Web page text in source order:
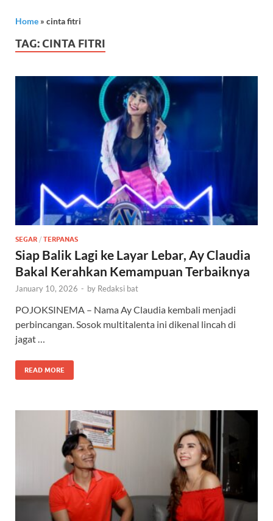
Home » cinta fitri
TAG: CINTA FITRI
SEGAR / TERPANAS
Siap Balik Lagi ke Layar Lebar, Ay Claudia
Bakal Kerahkan Kemampuan Terbaiknya
January 10, 2026 - by Redaksi bat
POJOKSINEMA – Nama Ay Claudia kembali menjadi
perbincangan. Sosok multitalenta ini dikenal lincah di
jagat …
READ MORE